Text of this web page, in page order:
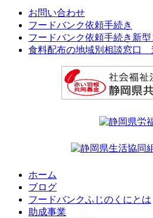
お問い合わせ
フードバンク依頼手続き
フードバンク依頼手続き新
食料配布の地域別相談窓口
ホーム
ブログ
フードバンクふじのくにとは
助成事業